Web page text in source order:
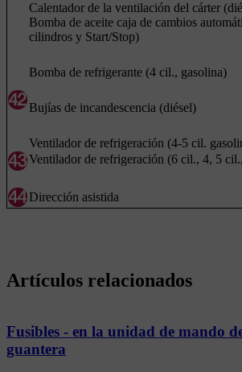
Calentador de la ventilación del cárter
Bomba de aceite caja de cambios
cilindros y Start/Stop)
Bomba de refrigerante (4 cil., gasolina)
Bujías de incandescencia (diésel)
Ventilador de refrigeración (4-5 cil.
Ventilador de refrigeración (6 cil., 4, 5
Dirección asistida
Artículos relacionados
Fusibles - en la unidad de mando
guantera